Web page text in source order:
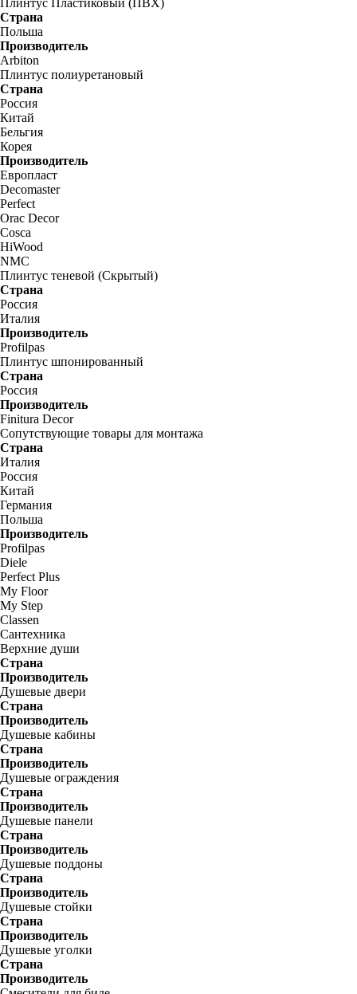
Плинтус Пластиковый (ПВХ)
Страна
Польша
Производитель
Arbiton
Плинтус полиуретановый
Страна
Россия
Китай
Бельгия
Корея
Производитель
Европласт
Decomaster
Perfect
Orac Decor
Cosca
HiWood
NMC
Плинтус теневой (Скрытый)
Страна
Россия
Италия
Производитель
Profilpas
Плинтус шпонированный
Страна
Россия
Производитель
Finitura Decor
Сопутствующие товары для монтажа
Страна
Италия
Россия
Китай
Германия
Польша
Производитель
Profilpas
Diele
Perfect Plus
My Floor
My Step
Classen
Сантехника
Верхние души
Страна
Производитель
Душевые двери
Страна
Производитель
Душевые кабины
Страна
Производитель
Душевые ограждения
Страна
Производитель
Душевые панели
Страна
Производитель
Душевые поддоны
Страна
Производитель
Душевые стойки
Страна
Производитель
Душевые уголки
Страна
Производитель